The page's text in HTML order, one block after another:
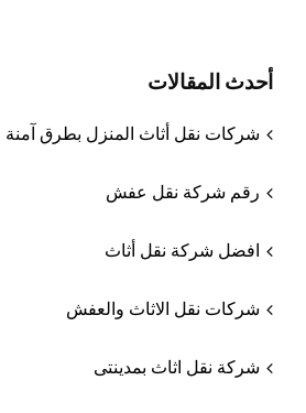
أحدث المقالات
شركات نقل أثاث المنزل بطرق
رقم شركة نقل عفش
افضل شركة نقل أثاث
شركات نقل الاثاث والعفش
شركة نقل اثاث بمدينتى